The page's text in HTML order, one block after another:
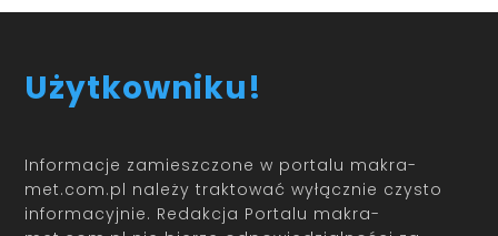
Użytkowniku!
Informacje zamieszczone w portalu makra-
met.com.pl należy traktować wyłącznie czysto
informacyjnie. Redakcja Portalu makra-